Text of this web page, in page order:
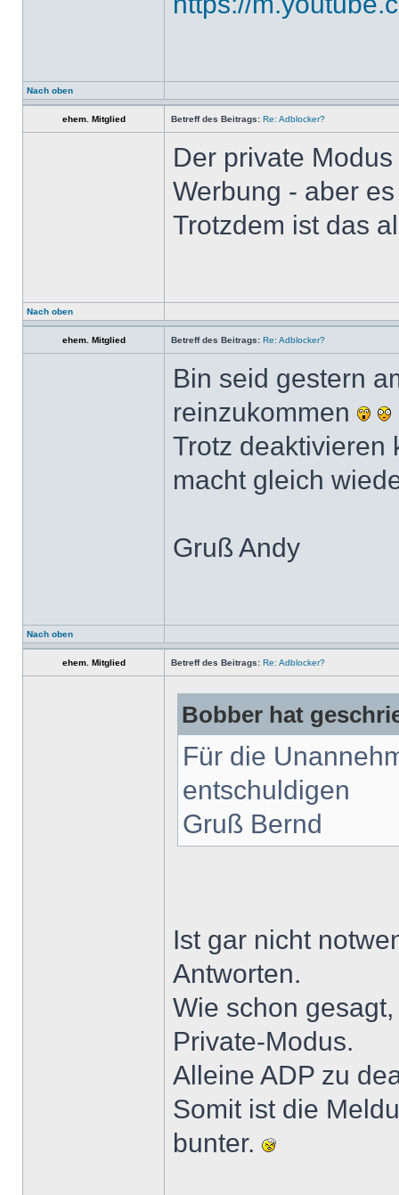
Nach oben
ehem. Mitglied Betreff des Beitrags: Re: Adblocker?
Der private
Werbung - aber
Trotzdem ist das
Nach oben
ehem. Mitglied Betreff des Beitrags: Re: Adblocker?
Bin seid gestern
reinzukommen
Trotz deaktivieren
macht gleich
Gruß Andy
Nach oben
ehem. Mitglied Betreff des Beitrags: Re: Adblocker?
Bobber hat
Für die
entschuldigen
Gruß Bernd
Ist gar nicht
Antworten.
Wie schon
Private-Modus.
Alleine ADP zu
Somit ist die
bunter.